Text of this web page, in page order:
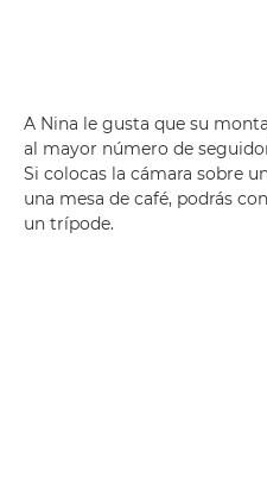
A Nina le gusta que su
al mayor número de
Si colocas la cámara sobre
una mesa de café, podrás
un trípode.